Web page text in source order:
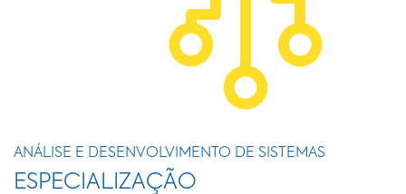
ANÁLISE E DESENVOLVIMENTO DE SISTEMAS
ESPECIALIZAÇÃO